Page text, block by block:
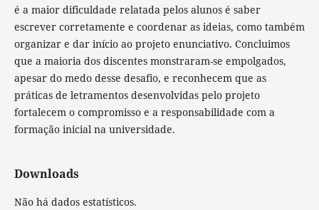
é a maior dificuldade relatada pelos alunos é saber
escrever corretamente e coordenar as ideias, como também
organizar e dar início ao projeto enunciativo. Concluimos
que a maioria dos discentes monstraram-se empolgados,
apesar do medo desse desafio, e reconhecem que as
práticas de letramentos desenvolvidas pelo projeto
fortalecem o compromisso e a responsabilidade com a
formação inicial na universidade.
Downloads
Não há dados estatísticos.